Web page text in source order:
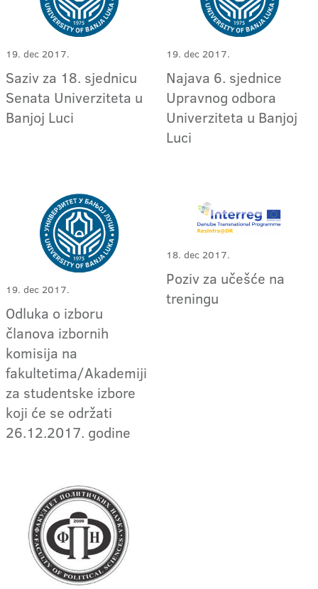
19. dec 2017.
Saziv za 18. sjednicu
Senata Univerziteta u
Banjoj Luci
19. dec 2017.
Najava 6. sjednice
Upravnog odbora
Univerziteta u Banjoj
Luci
19. dec 2017.
Odluka o izboru
članova izbornih
komisija na
fakultetima/Akademiji
za studentske izbore
koji će se održati
26.12.2017. godine
18. dec 2017.
Poziv za učešće na
treningu